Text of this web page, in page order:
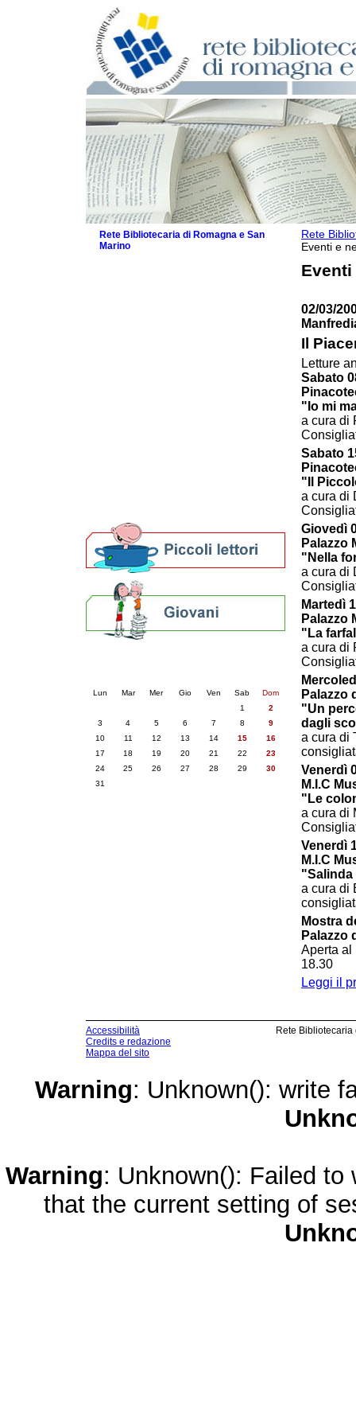
Rete
Eventi e
Eventi
02/03/
Il
Letture
Sabato
"Io mi
a cura di
Sabato
"Il
a cura di
Giovedì
Palazzo
"Nella
a cura di
Martedì
Palazzo
"La
a cura di
Palazzo
"Un
dagli
a cura di
Venerdì
M.I.C
"Le
a cura di
Venerdì
M.I.C
a cura di
Mostra
Palazzo
Aperta al
18.30
Leggi il
Rete Bibliotecaria di Romagna e San
Marino
Lun Mar Mer Gio Ven Sab
Dom
1
2
3
4 5 6 7 8
9
10
11 12 13 14 15
16
17
18 19 20 21 22
23
24
25 26 27 28 29
30
31
Accessibilità
Credits e redazione
Mappa del sito
Rete
Warning: Unknown(): write
Warning: Unknown(): Failed
that the current setting of